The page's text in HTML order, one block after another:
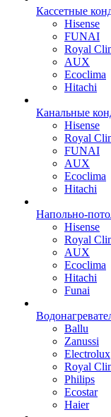
Кассетные
Hisense
FUNAI
Royal
AUX
Ecoclima
Hitachi
Канальные
Hisense
Royal
FUNAI
AUX
Ecoclima
Hitachi
Напольно-
Hisense
Royal
AUX
Ecoclima
Hitachi
Funai
Ballu
Zanussi
Electrolux
Royal
Philips
Ecostar
Haier